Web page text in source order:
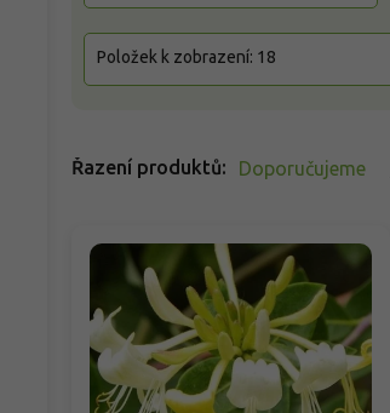
Řazení produktů Doporučujeme
Položek k zobrazení: 18